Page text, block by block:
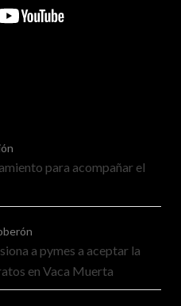
para acompañar el
a pymes a aceptar la
en Vaca Muerta